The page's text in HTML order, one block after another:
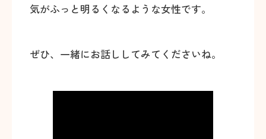
気がふっと明るくなるような女性です。
ぜひ、一緒にお話ししてみてくださいね。